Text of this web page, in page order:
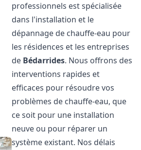
professionnels est spécialisée
dans l'installation et le
dépannage de chauffe-eau pour
les résidences et les entreprises
de Bédarrides. Nous offrons des
interventions rapides et
efficaces pour résoudre vos
problèmes de chauffe-eau, que
ce soit pour une installation
neuve ou pour réparer un
système existant. Nos délais